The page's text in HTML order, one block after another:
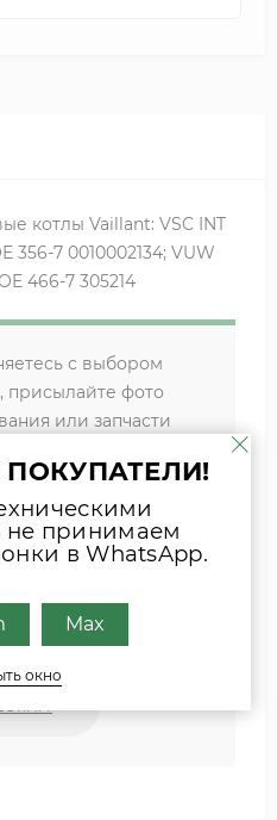
котлы Vaillant: VSC INT
356-7 0010002134; VUW
466-7 305214
с выбором
присылайте фото
или запчасти
свяжутся с Вами.
не принимаем
в WhatsApp.
Max
окно